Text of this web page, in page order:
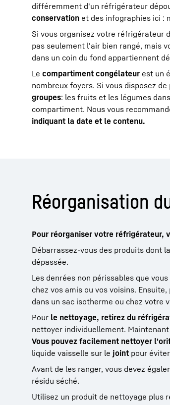
différemment d'un réfrigérateur
conservation et des infographies ici :
Si vous organisez votre réfrigérateur
pas seulement l'air bien rangé, mais
dans un coin du fond appartiennent
Le compartiment congélateur est un
nombreux foyers. Si vous disposez
groupes: les fruits et les légumes
compartiment. Nous vous
indiquant la date et le contenu.
Réorganisation
Pour réorganiser votre réfrigérateur,
Débarrassez-vous des produits dont
dépassée.
Les denrées non périssables que
chez vos amis ou vos voisins.
dans un sac isotherme ou chez votre
Pour le nettoyage, retirez du
nettoyer individuellement.
Vous pouvez facilement nettoyer
liquide vaisselle sur le joint pour
Avant de les ranger, vous devez
résidu séché.
Utilisez un produit de nettoyage plus